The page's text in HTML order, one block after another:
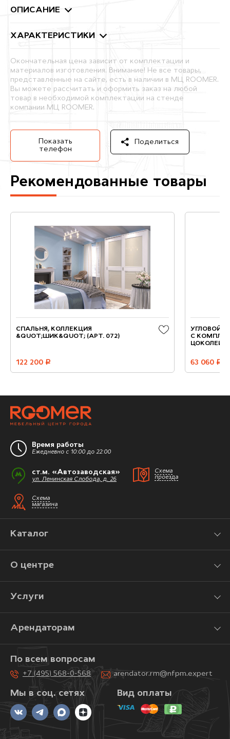
ОПИСАНИЕ
ХАРАКТЕРИСТИКИ
Окончательная цена зависит от комплектации и
материалов изготовления. Внимание! Не все товары,
представленные на сайте, есть в наличии в МЦ ROOMER.
Вы можете рассчитать и оформить заказ на любой
товар в необходимой комплектации на стенде
компании МЦ ROOMER.
Показать
телефон
Поделиться
Рекомендованные товары
СПАЛЬНЯ, КОЛЛЕКЦИЯ
&QUOT;ШИК&QUOT; (АРТ. 072)
122 200 руб.
УГЛОВОЙ
С
ЦОКОЛЕЙ
63 060 руб.
Время работы
Ежедневно с 10:00 до 22:00
ст.м. «Автозаводская»
ул. Ленинская Слобода, д. 26
Схема
проезда
Схема
магазина
Каталог
О центре
Услуги
Арендаторам
Мы в соц. сетях
По всем вопросам
+7 (495) 568-0-568 arendator.rm@nfpm.expert
Вид оплаты